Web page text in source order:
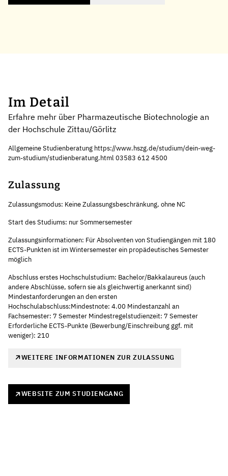
Im Detail
Erfahre mehr über Pharmazeutische Biotechnologie an
der Hochschule Zittau/Görlitz
Allgemeine Studienberatung https://www.hszg.de/studium/dein-weg-
zum-studium/studienberatung.html 03583 612 4500
Zulassung
Zulassungsmodus: Keine Zulassungsbeschränkung, ohne NC
Start des Studiums: nur Sommersemester
Zulassungsinformationen: Für Absolventen von Studiengängen mit 180
ECTS-Punkten ist im Wintersemester ein propädeutisches Semester
möglich
Abschluss erstes Hochschulstudium: Bachelor/Bakkalaureus (auch
andere Abschlüsse, sofern sie als gleichwertig anerkannt sind)
Mindestanforderungen an den ersten
Hochschulabschluss:Mindestnote: 4.00 Mindestanzahl an
Fachsemester: 7 Semester Mindestregelstudienzeit: 7 Semester
Erforderliche ECTS-Punkte (Bewerbung/Einschreibung ggf. mit
weniger): 210
WEITERE INFORMATIONEN ZUR ZULASSUNG
WEBSITE ZUM STUDIENGANG